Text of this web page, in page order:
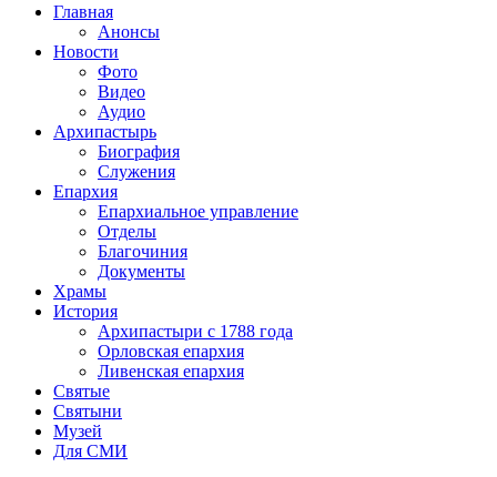
Главная
Анонсы
Новости
Фото
Видео
Аудио
Архипастырь
Биография
Служения
Епархия
Епархиальное управление
Отделы
Благочиния
Документы
Храмы
История
Архипастыри с 1788 года
Орловская епархия
Ливенская епархия
Святые
Святыни
Музей
Для СМИ